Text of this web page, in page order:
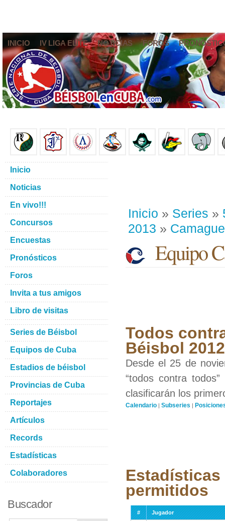
INICIO IV LIGA ELITE NOTICIAS FOROS
Inicio » Series »
2013 »
Equipo
Todos
Béisbol
Desde el 25 de
“todos contra
clasificarán los
Calendario | Subseries |
permitidos
#
Jugador
Inicio
Noticias
En vivo!!!
Concursos
Encuestas
Pronósticos
Foros
Invita a tus amigos
Libro de visitas
Series de Béisbol
Equipos de Cuba
Estadios de béisbol
Provincias de Cuba
Reportajes
Artículos
Records
Estadísticas
Colaboradores
Buscador